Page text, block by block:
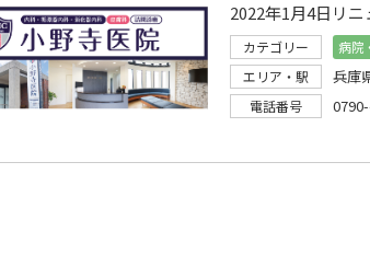
2022年1月4日リニ
カテゴリー 病院
エリア・駅
兵庫
電話番号